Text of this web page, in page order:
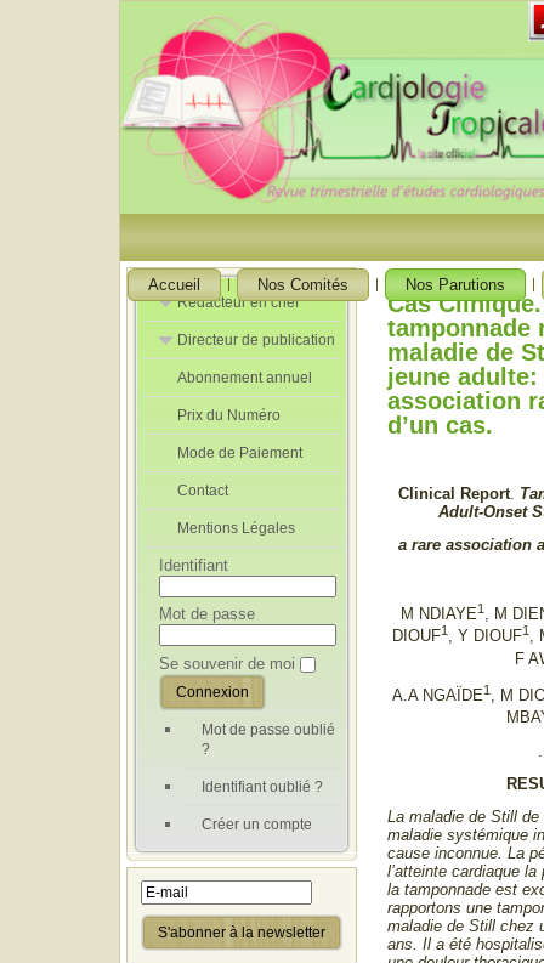
Accueil Nos Comités Nos Parutions
Rédacteur en chef
Rédacteurs en
Chef Adjoint
Directeur de publication
Directeur de
publication
adjoint
Abonnement annuel
Prix du Numéro
Mode de Paiement
Contact
Mentions Légales
Identifiant
Mot de passe
Se souvenir de moi
Mot de passe oublié
?
Identifiant oublié ?
Créer un compte
Cas
tamponnade
maladie de
jeune adulte:
association
d’un cas.
Clinical Report.
Adult-Onset
a rare association
M NDIAYE1, M
DIOUF1 , Y DIOUF1 ,
F
A.A NGAÏDE1, M
La maladie de Still de
maladie systémique
cause inconnue. La
l’atteinte cardiaque
la tamponnade est
rapportons une
maladie de Still chez
ans. Il a été